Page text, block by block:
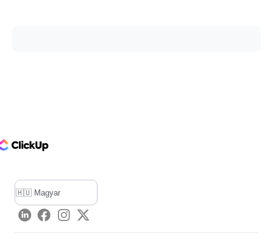
Logo
LinkedInFacebook
Instagram
Twitter